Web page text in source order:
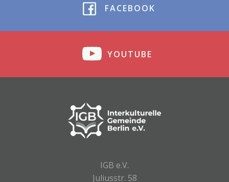
FACEBOOK
YOUTUBE
IGB e.V.
Juliusstr. 58